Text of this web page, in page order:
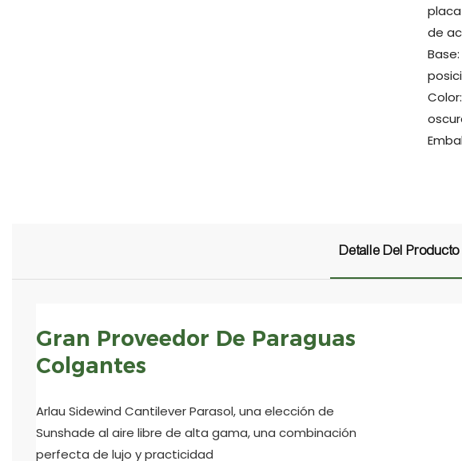
de
Detalle Del Producto
Gran Proveedor De Paraguas
Colgantes
Arlau Sidewind Cantilever Parasol, una elección de
Sunshade al aire libre de alta gama, una combinación
perfecta de lujo y practicidad